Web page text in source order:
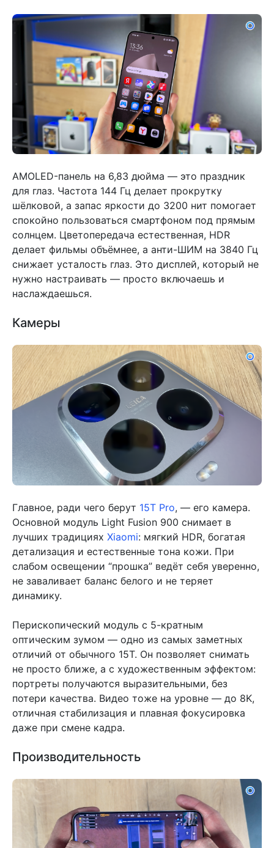
AMOLED-панель на 6,83 дюйма — это праздник
для глаз. Частота 144 Гц делает прокрутку
шёлковой, а запас яркости до 3200 нит помогает
спокойно пользоваться смартфоном под прямым
солнцем. Цветопередача естественная, HDR
делает фильмы объёмнее, а анти-ШИМ на 3840 Гц
снижает усталость глаз. Это дисплей, который не
нужно настраивать — просто включаешь и
наслаждаешься.
Камеры
Главное, ради чего берут 15T Pro, — его камера.
Основной модуль Light Fusion 900 снимает в
лучших традициях Xiaomi: мягкий HDR, богатая
детализация и естественные тона кожи. При
слабом освещении “прошка” ведёт себя уверенно,
не заваливает баланс белого и не теряет
динамику.
Перископический модуль с 5-кратным
оптическим зумом — одно из самых заметных
отличий от обычного 15T. Он позволяет снимать
не просто ближе, а с художественным эффектом:
портреты получаются выразительными, без
потери качества. Видео тоже на уровне — до 8K,
отличная стабилизация и плавная фокусировка
даже при смене кадра.
Производительность